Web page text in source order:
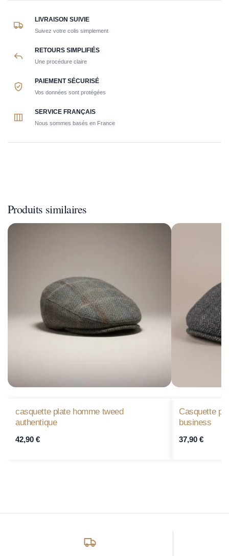
LIVRAISON SUIVIE
Suivez votre colis simplement
RETOURS SIMPLIFIÉS
Une procédure claire
PAIEMENT SÉCURISÉ
Vos données sont protégées
SERVICE FRANÇAIS
Nous sommes basés en France
Produits similaires
casquette plate homme tweed
authentique
42,90 €
Casquette
business
37,90 €